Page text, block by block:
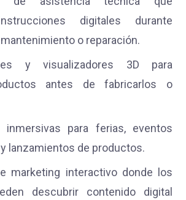
digitales durante
o reparación.
y visualizadores 3D para
antes de fabricarlos o
inmersivas para ferias, eventos
lanzamientos de productos.
marketing interactivo donde los
descubrir contenido digital